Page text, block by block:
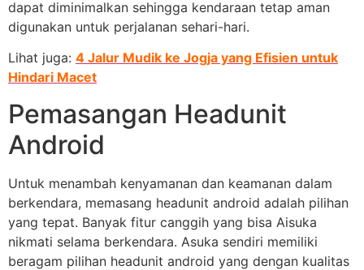
dapat diminimalkan sehingga kendaraan tetap aman
digunakan untuk perjalanan sehari-hari.
Lihat juga: 4 Jalur Mudik ke Jogja yang Efisien untuk
Hindari Macet
Pemasangan Headunit
Android
Untuk menambah kenyamanan dan keamanan dalam
berkendara, memasang headunit android adalah pilihan
yang tepat. Banyak fitur canggih yang bisa Aisuka
nikmati selama berkendara. Asuka sendiri memiliki
beragam pilihan headunit android yang dengan kualitas